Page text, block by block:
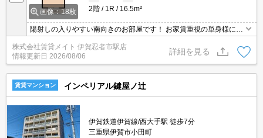
画像：18枚
2階
1R 16.5m²
陽射しの入りやすい南向きのお部屋です！ お家賃重視の単身様にオ
ススメ！
株式会社賃貸メイト 伊賀忍者市駅店
情報更新日 2026/08/06
詳細を見る
賃貸マンション インペリアル鍵屋ノ辻
伊賀鉄道伊賀線/西大手駅 徒歩7分
三重県伊賀市小田町